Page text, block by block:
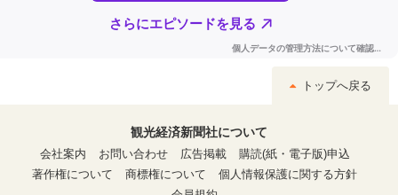
トップへ戻る
観光経済新聞社について
会社案内
お問い合わせ 広告掲載
購読(紙・電子版)申込
著作権について
商標権について
個人情報保護に関する方針